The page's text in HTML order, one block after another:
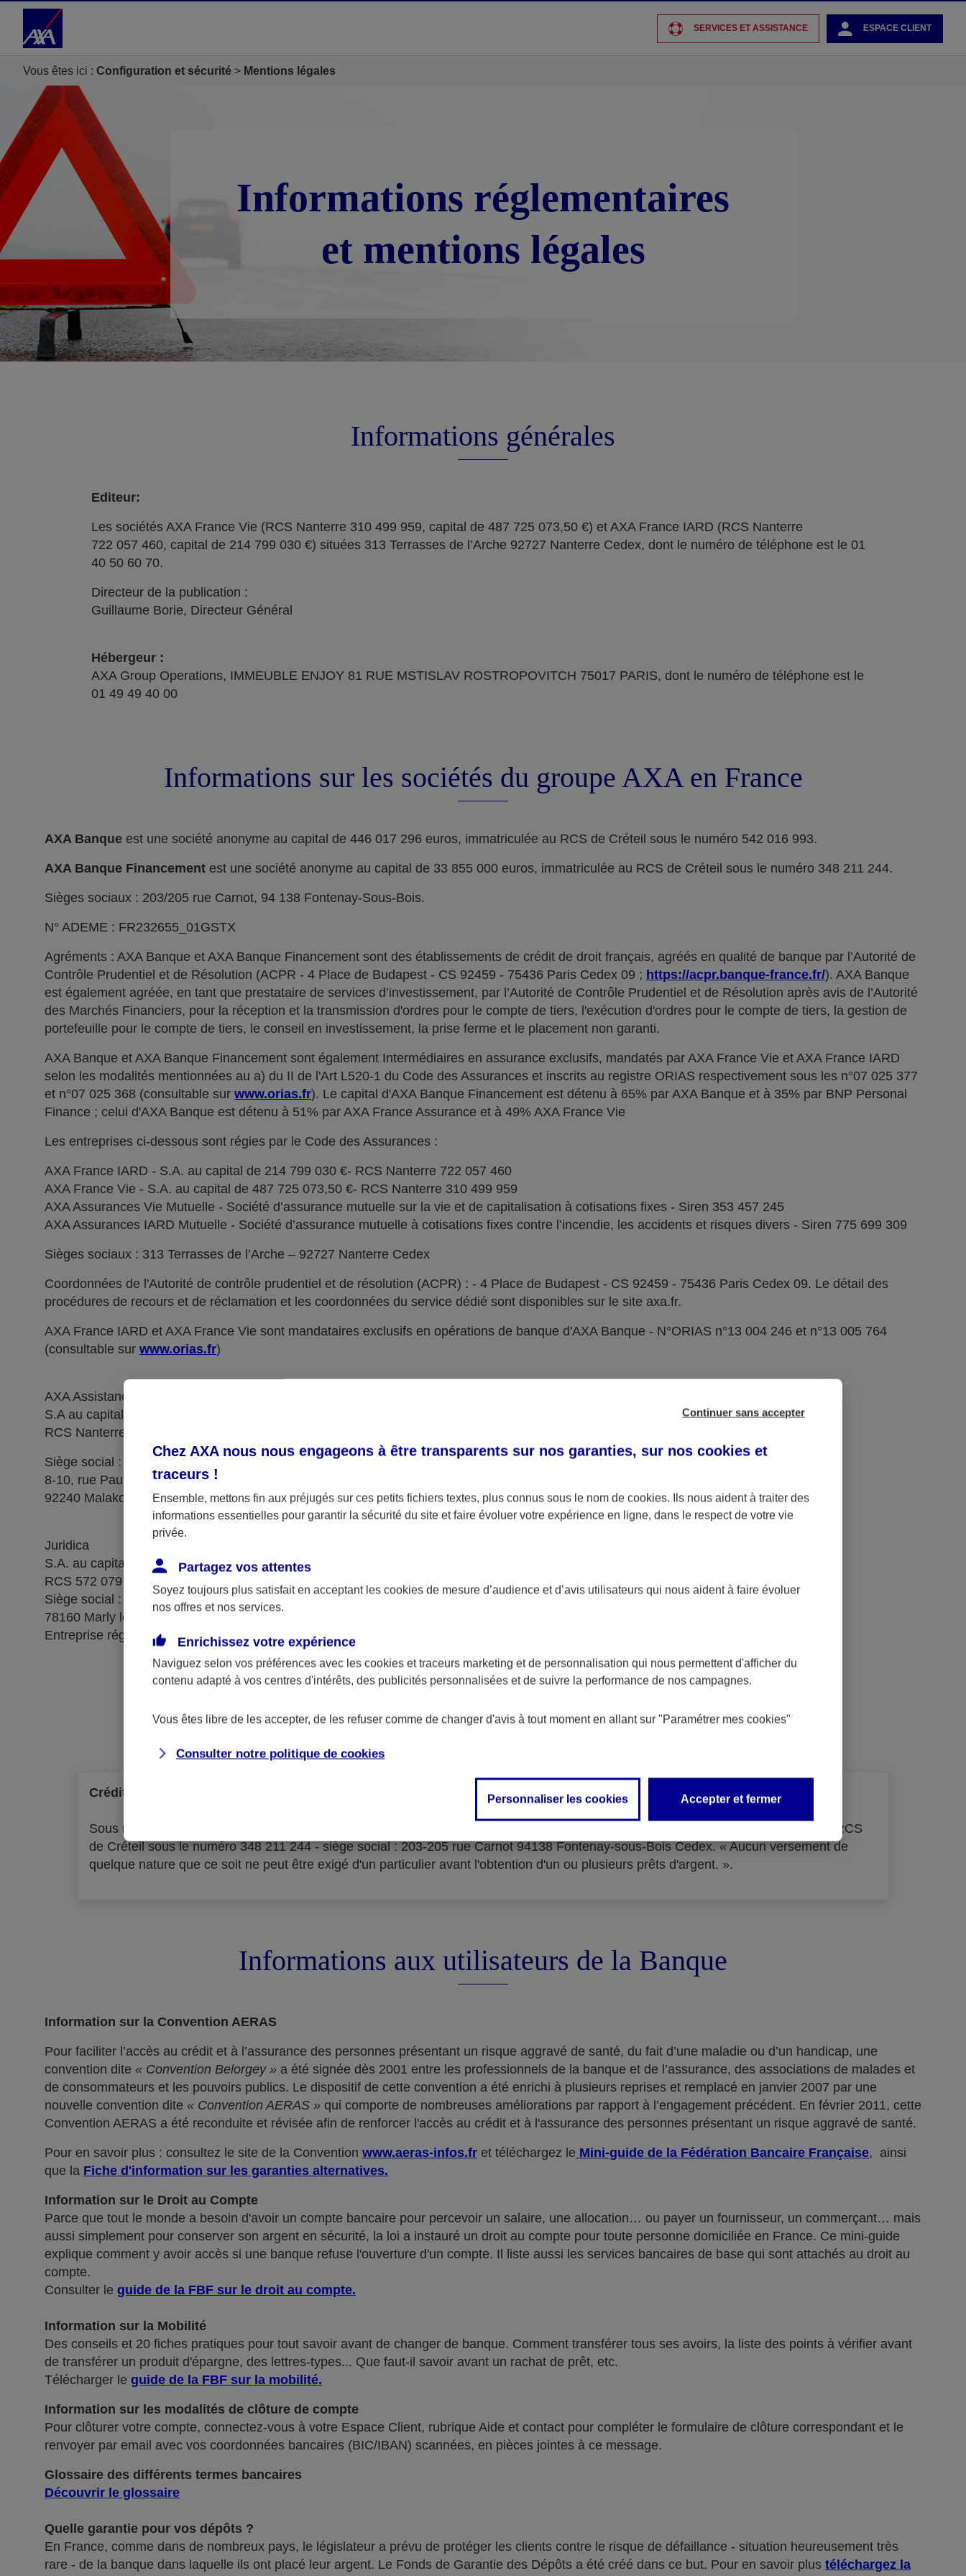
Accéder au Contenu
SERVICES ET ASSISTANCE ESPACE CLIENT
Vous êtes ici : Configuration et sécurité Mentions légales
Informations réglementaires
et mentions légales
Informations générales
Editeur:
Les sociétés AXA France Vie (RCS Nanterre 310 499 959, capital de 487 725 073,50 €) et AXA France IARD (RCS Nanterre
722 057 460, capital de 214 799 030 €) situées 313 Terrasses de l’Arche 92727 Nanterre Cedex, dont le numéro de téléphone est le 01
40 50 60 70.
Directeur de la publication :
Guillaume Borie, Directeur Général
Hébergeur :
AXA Group Operations, IMMEUBLE ENJOY 81 RUE MSTISLAV ROSTROPOVITCH 75017 PARIS, dont le numéro de téléphone est le
01 49 49 40 00
Informations sur les sociétés du groupe AXA en France
AXA Banque est une société anonyme au capital de 446 017 296 euros, immatriculée au RCS de Créteil sous le numéro 542 016 993.
AXA Banque Financement est une société anonyme au capital de 33 855 000 euros, immatriculée au RCS de Créteil sous le numéro 348 211 244.
Sièges sociaux : 203/205 rue Carnot, 94 138 Fontenay-Sous-Bois.
N° ADEME : FR232655_01GSTX
Agréments : AXA Banque et AXA Banque Financement sont des établissements de crédit de droit français, agréés en qualité de banque par l’Autorité de
Contrôle Prudentiel et de Résolution (ACPR - 4 Place de Budapest - CS 92459 - 75436 Paris Cedex 09 ; https://acpr.banque-france.fr/). AXA Banque
est également agréée, en tant que prestataire de services d’investissement, par l’Autorité de Contrôle Prudentiel et de Résolution après avis de l’Autorité
des Marchés Financiers, pour la réception et la transmission d'ordres pour le compte de tiers, l'exécution d'ordres pour le compte de tiers, la gestion de
portefeuille pour le compte de tiers, le conseil en investissement, la prise ferme et le placement non garanti.
AXA Banque et AXA Banque Financement sont également Intermédiaires en assurance exclusifs, mandatés par AXA France Vie et AXA France IARD
selon les modalités mentionnées au a) du II de l'Art L520-1 du Code des Assurances et inscrits au registre ORIAS respectivement sous les n°07 025 377
et n°07 025 368 (consultable sur www.orias.fr). Le capital d'AXA Banque Financement est détenu à 65% par AXA Banque et à 35% par BNP Personal
Finance ; celui d'AXA Banque est détenu à 51% par AXA France Assurance et à 49% AXA France Vie
Les entreprises ci-dessous sont régies par le Code des Assurances :
AXA France IARD - S.A. au capital de 214 799 030 €- RCS Nanterre 722 057 460
AXA France Vie - S.A. au capital de 487 725 073,50 €- RCS Nanterre 310 499 959
AXA Assurances Vie Mutuelle - Société d’assurance mutuelle sur la vie et de capitalisation à cotisations fixes - Siren 353 457 245
AXA Assurances IARD Mutuelle - Société d’assurance mutuelle à cotisations fixes contre l’incendie, les accidents et risques divers - Siren 775 699 309
Sièges sociaux : 313 Terrasses de l’Arche – 92727 Nanterre Cedex
Coordonnées de l'Autorité de contrôle prudentiel et de résolution (ACPR) : - 4 Place de Budapest - CS 92459 - 75436 Paris Cedex 09. Le détail des
procédures de recours et de réclamation et les coordonnées du service dédié sont disponibles sur le site axa.fr.
AXA France IARD et AXA France Vie sont mandataires exclusifs en opérations de banque d'AXA Banque - N°ORIAS n°13 004 246 et n°13 005 764
(consultable sur www.orias.fr)
AXA Assistance France Assurances,
S.A au capital de 51 429 430,40 €,
RCS Nanterre 415 392 724
Siège social :
8-10, rue Paul Vaillant Couturier
92240 Malakoff
Juridica
S.A. au capital de 14 627 854,68 €
RCS 572 079 150 Versailles
Siège social : 1, place Victorien Sardou
78160 Marly le Roi
Entreprise régie par le code des assurances
Réserves d'acceptation du crédit
Crédit à la consommation
Sous réserve d'acceptation par l'organisme prêteur : AXA Banque Financement – SA au capital de 33 855 000 € - immatriculée au RCS
de Créteil sous le numéro 348 211 244 - siège social : 203-205 rue Carnot 94138 Fontenay-sous-Bois Cedex. « Aucun versement de
quelque nature que ce soit ne peut être exigé d'un particulier avant l'obtention d'un ou plusieurs prêts d'argent. ».
Informations aux utilisateurs de la Banque
Information sur la Convention AERAS
Pour faciliter l’accès au crédit et à l’assurance des personnes présentant un risque aggravé de santé, du fait d’une maladie ou d’un handicap, une
convention dite « Convention Belorgey » a été signée dès 2001 entre les professionnels de la banque et de l’assurance, des associations de malades et
de consommateurs et les pouvoirs publics. Le dispositif de cette convention a été enrichi à plusieurs reprises et remplacé en janvier 2007 par une
nouvelle convention dite « Convention AERAS » qui comporte de nombreuses améliorations par rapport à l’engagement précédent. En février 2011, cette
Convention AERAS a été reconduite et révisée afin de renforcer l'accès au crédit et à l'assurance des personnes présentant un risque aggravé de santé.
Pour en savoir plus : consultez le site de la Convention www.aeras-infos.fr et téléchargez le Mini-guide de la Fédération Bancaire Française, ainsi
que la Fiche d'information sur les garanties alternatives.
Information sur le Droit au Compte
Parce que tout le monde a besoin d'avoir un compte bancaire pour percevoir un salaire, une allocation… ou payer un fournisseur, un commerçant… mais
aussi simplement pour conserver son argent en sécurité, la loi a instauré un droit au compte pour toute personne domiciliée en France. Ce mini-guide
explique comment y avoir accès si une banque refuse l'ouverture d'un compte. Il liste aussi les services bancaires de base qui sont attachés au droit au
compte.
Consulter le guide de la FBF sur le droit au compte.
Information sur la Mobilité
Des conseils et 20 fiches pratiques pour tout savoir avant de changer de banque. Comment transférer tous ses avoirs, la liste des points à vérifier avant
de transférer un produit d'épargne, des lettres-types... Que faut-il savoir avant un rachat de prêt, etc.
Télécharger le guide de la FBF sur la mobilité.
Information sur les modalités de clôture de compte
Pour clôturer votre compte, connectez-vous à votre Espace Client, rubrique Aide et contact pour compléter le formulaire de clôture correspondant et le
renvoyer par email avec vos coordonnées bancaires (BIC/IBAN) scannées, en pièces jointes à ce message.
Glossaire des différents termes bancaires
Découvrir le glossaire
Quelle garantie pour vos dépôts ?
En France, comme dans de nombreux pays, le législateur a prévu de protéger les clients contre le risque de défaillance - situation heureusement très
rare - de la banque dans laquelle ils ont placé leur argent. Le Fonds de Garantie des Dépôts a été créé dans ce but. Pour en savoir plus téléchargez la
Continuer sans accepter
Chez AXA nous nous engageons à être transparents sur nos garanties, sur nos cookies et
traceurs !
Ensemble, mettons fin aux préjugés sur ces petits fichiers textes, plus connus sous le nom de cookies. Ils nous aident à traiter des
informations essentielles pour garantir la sécurité du site et faire évoluer votre expérience en ligne, dans le respect de votre vie
privée.
Partagez vos attentes
Soyez toujours plus satisfait en acceptant les cookies de mesure d’audience et d’avis utilisateurs qui nous aident à faire évoluer
nos offres et nos services.
Enrichissez votre expérience
Naviguez selon vos préférences avec les cookies et traceurs marketing et de personnalisation qui nous permettent d'afficher du
contenu adapté à vos centres d'intérêts, des publicités personnalisées et de suivre la performance de nos campagnes.
Vous êtes libre de les accepter, de les refuser comme de changer d'avis à tout moment en allant sur "Paramétrer mes cookies"
Consulter notre politique de cookies
Personnaliser les cookies Accepter et fermer